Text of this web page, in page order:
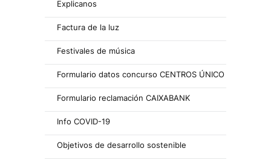
Explicanos
Factura de la luz
Festivales de música
Formulario datos concurso CENTROS ÚNICO
Formulario reclamación CAIXABANK
Info COVID-19
Objetivos de desarrollo sostenible